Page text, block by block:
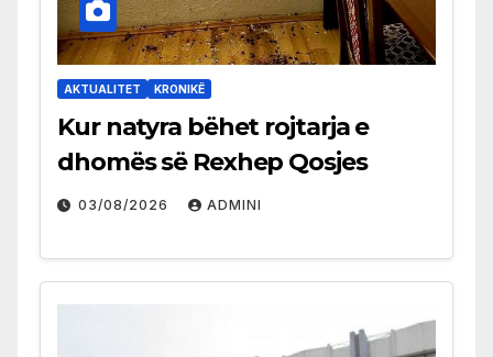
AKTUALITET KRONIKË
Kur natyra bëhet rojtarja e
dhomës së Rexhep Qosjes
03/08/2026 ADMINI